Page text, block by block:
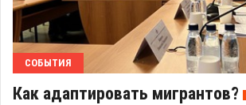
СОБЫТИЯ
Как адаптировать мигрантов?